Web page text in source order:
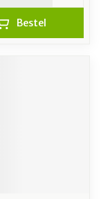
Bestel